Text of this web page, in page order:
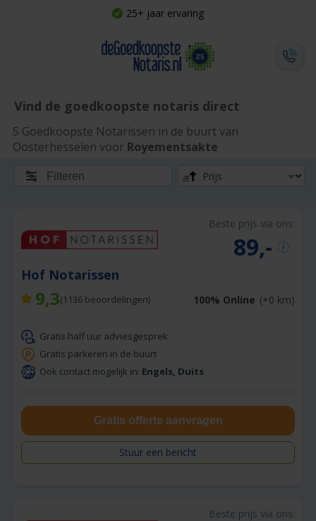
25+ jaar ervaring
Vind de goedkoopste notaris direct
5 Goedkoopste Notarissen in de buurt van
Oosterhesselen voor Royementsakte
Filteren
Beste prijs via ons:
89,-
Hof Notarissen
9,3(1136 beoordelingen) 100% Online (+0 km)
Gratis half uur adviesgesprek
Gratis parkeren in de buurt
Ook contact mogelijk in: Engels, Duits
Gratis offerte aanvragen
Stuur een bericht
Beste prijs via ons: